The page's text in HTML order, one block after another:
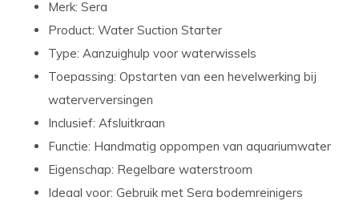
Merk: Sera
Product: Water Suction Starter
Type: Aanzuighulp voor waterwissels
Toepassing: Opstarten van een hevelwerking bij
waterverversingen
Inclusief: Afsluitkraan
Functie: Handmatig oppompen van aquariumwater
Eigenschap: Regelbare waterstroom
Ideaal voor: Gebruik met Sera bodemreinigers